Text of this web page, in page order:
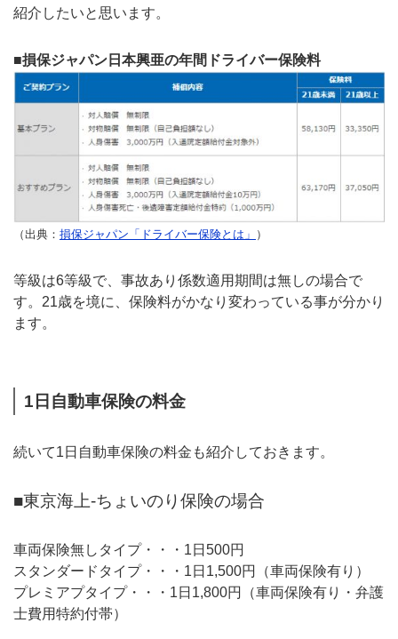
紹介したいと思います。
■損保ジャパン日本興亜の年間ドライバー保険料
（出典： 損保ジャパン「ドライバー保険とは」 ）
等級は6等級で、事故あり係数適用期間は無しの場合で
す。21歳を境に、保険料がかなり変わっている事が分かり
ます。
1日自動車保険の料金
続いて1日自動車保険の料金も紹介しておきます。
■東京海上-ちょいのり保険の場合
車両保険無しタイプ・・・1日500円
スタンダードタイプ・・・1日1,500円（車両保険有り）
プレミアプタイプ・・・1日1,800円（車両保険有り・弁護
士費用特約付帯）